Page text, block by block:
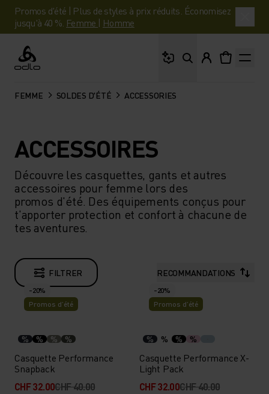
Promos d'été | Plus de styles à prix réduits. Économisez
jusqu'à 40 %. Femme | Homme
Odlo
FEMME SOLDES D'ÉTÉ ACCESSORIES
ACCESSOIRES
Découvre les casquettes, gants et autres
accessoires pour femme lors des
promos d'été. Des équipements conçus pour
t'apporter protection et confort à chacune de
tes aventures.
FILTRER RECOMMANDATIONS
-20%
Promos d’été
% % % %
Casquette Performance
Snapback
CHF 32.00CHF 40.00
-20%
Promos d’été
% % % %
Casquette Performance X-
Light Pack
CHF 32.00CHF 40.00